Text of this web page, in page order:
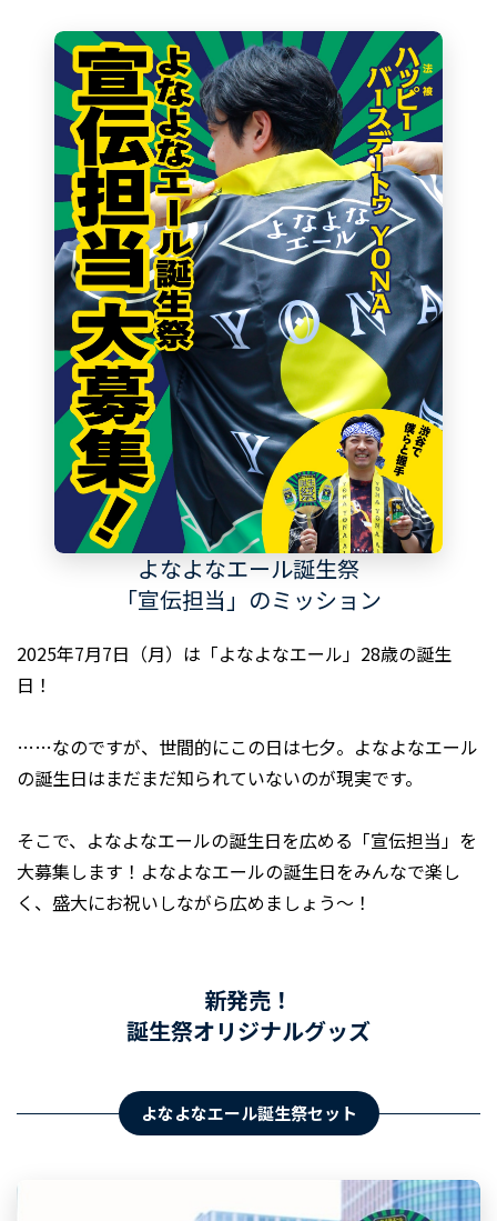
よなよなエール誕生祭
「宣伝担当」のミッション
2025年7月7日（月）は「よなよなエール」28歳の誕生
日！
……なのですが、世間的にこの日は七夕。よなよなエール
の誕生日はまだまだ知られていないのが現実です。
そこで、よなよなエールの誕生日を広める「宣伝担当」を
大募集します！よなよなエールの誕生日をみんなで楽し
く、盛大にお祝いしながら広めましょう～！
新発売！
誕生祭オリジナルグッズ
よなよなエール誕生祭セット